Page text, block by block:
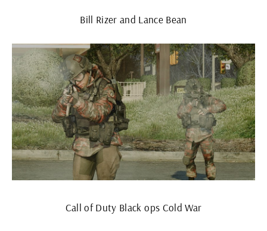
Bill Rizer and Lance Bean
Call of Duty Black ops Cold War